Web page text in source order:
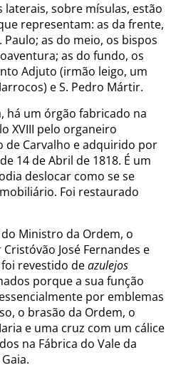
laterais, sobre mísulas, estão
representam: as da frente,
Paulo; as do meio, os bispos
as do fundo, os
Adjuto (irmão leigo, um
e S. Pedro Mártir.
há um órgão fabricado na
XVIII pelo organeiro
de Carvalho e adquirido por
14 de Abril de 1818. É um
deslocar como se se
Foi restaurado
Ministro da Ordem, o
José Fernandes e
revestido deazulejos
porque a sua função
por emblemas
o brasão da Ordem, o
e uma cruz com um cálice
na Fábrica do Vale da